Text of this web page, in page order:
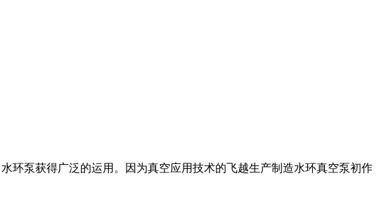
环泵获得广泛的运用。因为真空应用技术的飞越生产制造水环真空泵初作